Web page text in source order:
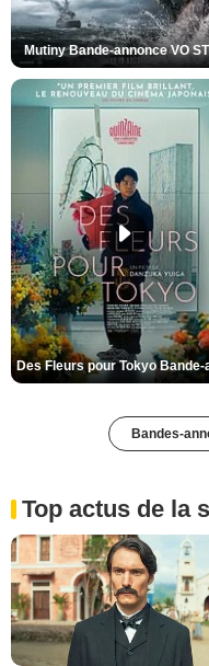
Mutiny Bande-annonce VO
Bandes-
Top actus de la